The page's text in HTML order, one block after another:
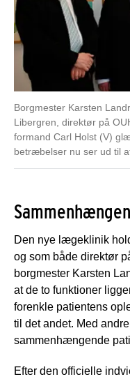
Borgmester Karsten
Libergren, direktør på
formand Carl Holst (V)
betræbelser nu ser ud til
Den nye lægeklinik
og som både direktør
borgmester Karsten
at de to funktioner
forenkle patientens
til det andet. Med
sammenhængende
Efter den officielle